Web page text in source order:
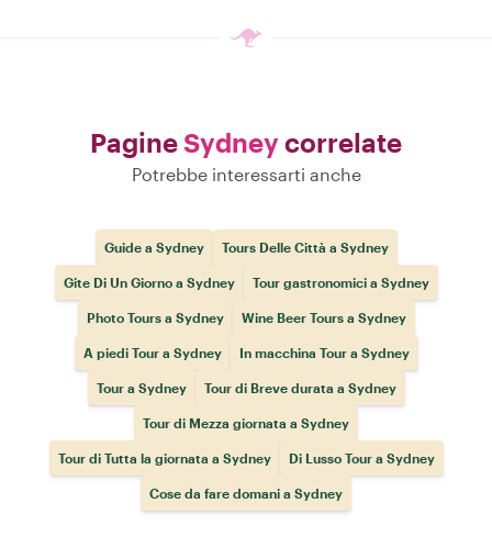
PagineSydney correlate
Potrebbe interessarti anche
Guide a Sydney Tours Delle Città a Sydney
Gite Di Un Giorno a Sydney Tour gastronomici a Sydney
Photo Tours a Sydney Wine Beer Tours a Sydney
A piedi Tour a Sydney In macchina Tour a Sydney
Tour a Sydney Tour di Breve durata a Sydney
Tour di Mezza giornata a Sydney
Tour di Tutta la giornata a Sydney Di Lusso Tour a Sydney
Cose da fare domani a Sydney